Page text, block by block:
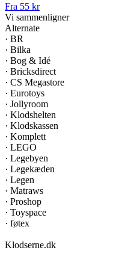
Fra 55 kr
Vi sammenligner
Alternate
· BR
· Bilka
· Bog & Idé
· Bricksdirect
· CS Megastore
· Eurotoys
· Jollyroom
· Klodshelten
· Klodskassen
· Komplett
· LEGO
· Legebyen
· Legekæden
· Legen
· Matraws
· Proshop
· Toyspace
· føtex
Klodserne.dk